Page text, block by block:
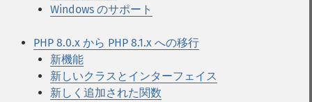
Windows のサポート
PHP 8.0.x から PHP 8.1.x への移行
新機能
新しいクラスとインターフェイス
新しく追加された関数